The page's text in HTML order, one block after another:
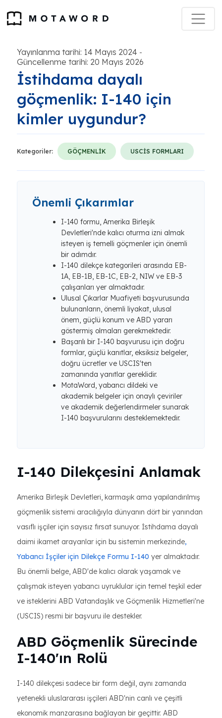
Yayınlanma tarihi: 14 Mayıs 2024 -
Güncellenme tarihi: 20 Mayıs 2026
İstihdama dayalı
göçmenlik: I-140 için
kimler uygundur?
Kategoriler: GÖÇMENLİK USCİS FORMLARI
Önemli Çıkarımlar
I-140 formu, Amerika Birleşik
Devletleri'nde kalıcı oturma izni almak
isteyen iş temelli göçmenler için önemli
bir adımdır.
I-140 dilekçe kategorileri arasında EB-
1A, EB-1B, EB-1C, EB-2, NIW ve EB-3
çalışanları yer almaktadır.
Ulusal Çıkarlar Muafiyeti başvurusunda
bulunanların, önemli liyakat, ulusal
önem, güçlü konum ve ABD yararı
göstermiş olmaları gerekmektedir.
Başarılı bir I-140 başvurusu için doğru
formlar, güçlü kanıtlar, eksiksiz belgeler,
doğru ücretler ve USCIS'ten
zamanında yanıtlar gereklidir.
MotaWord, yabancı dildeki ve
akademik belgeler için onaylı çeviriler
ve akademik değerlendirmeler sunarak
I-140 başvurularını desteklemektedir.
I-140 Dilekçesini Anlamak
Amerika Birleşik Devletleri, karmaşık ama yapılandırılmış
göçmenlik sistemi aracılığıyla dünyanın dört bir yanından
vasıflı işçiler için sayısız fırsat sunuyor. İstihdama dayalı
daimi ikamet arayanlar için bu sistemin merkezinde,
Yabancı İşçiler için Dilekçe Formu I-140 yer almaktadır.
Bu önemli belge, ABD'de kalıcı olarak yaşamak ve
çalışmak isteyen yabancı uyruklular için temel teşkil eder
ve isteklerini ABD Vatandaşlık ve Göçmenlik Hizmetleri'ne
(USCIS) resmi bir başvuru ile destekler.
ABD Göçmenlik Sürecinde
I-140'ın Rolü
I-140 dilekçesi sadece bir form değil, aynı zamanda
yetenekli uluslararası işçileri ABD'nin canlı ve çeşitli
ekonomik manzarasına bağlayan bir geçittir. ABD